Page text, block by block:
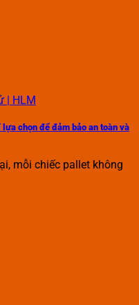
chọn để đảm bảo an toàn và
mỗi chiếc pallet không